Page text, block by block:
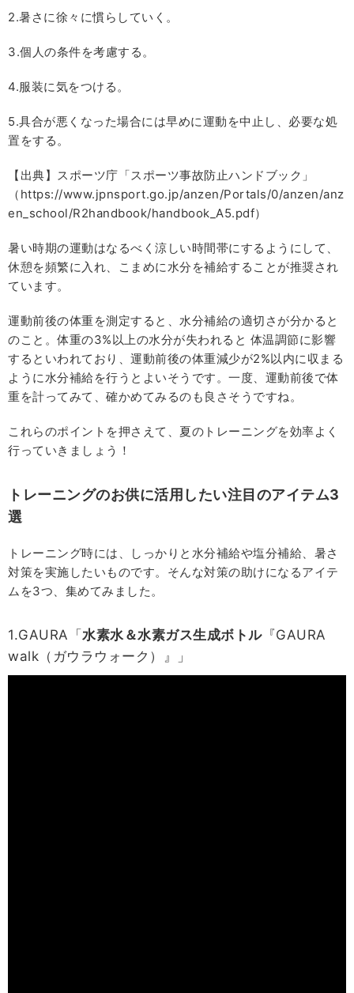
2.暑さに徐々に慣らしていく。
3.個人の条件を考慮する。
4.服装に気をつける。
5.具合が悪くなった場合には早めに運動を中止し、必要な処
置をする。
【出典】スポーツ庁「スポーツ事故防止ハンドブック」
（https://www.jpnsport.go.jp/anzen/Portals/0/anzen/anz
en_school/R2handbook/handbook_A5.pdf）
暑い時期の運動はなるべく涼しい時間帯にするようにして、
休憩を頻繁に入れ、こまめに水分を補給することが推奨され
ています。
運動前後の体重を測定すると、水分補給の適切さが分かると
のこと。体重の3%以上の水分が失われると 体温調節に影響
するといわれており、運動前後の体重減少が2%以内に収まる
ように水分補給を行うとよいそうです。一度、運動前後で体
重を計ってみて、確かめてみるのも良さそうですね。
これらのポイントを押さえて、夏のトレーニングを効率よく
行っていきましょう！
トレーニングのお供に活用したい注目のアイテム3
選
トレーニング時には、しっかりと水分補給や塩分補給、暑さ
対策を実施したいものです。そんな対策の助けになるアイテ
ムを3つ、集めてみました。
1.GAURA「 水素水＆水素ガス生成ボトル『GAURA
walk（ガウラウォーク）』」